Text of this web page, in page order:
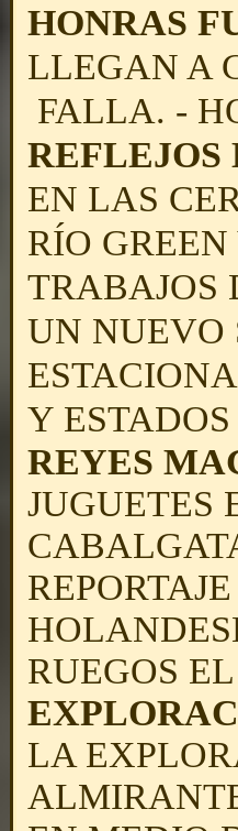
HONRAS
LLEGAN A
FALLA. -
REFLEJOS
EN LAS
RÍO
TRABAJOS
UN NUEVO
Y
REYES
JUGUETES
RUEGOS
LA